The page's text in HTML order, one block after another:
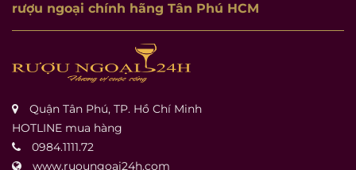
rượu ngoại chính hãng Tân Phú HCM
Quận Tân Phú, TP. Hồ Chí Minh
HOTLINE mua hàng
0984.1111.72
www.ruoungoai24h.com